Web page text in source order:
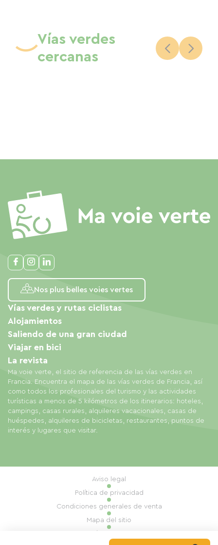
Vías verdes
cercanas
Nos plus belles voies vertes
Ma voie verte, el sitio de referencia de las vías verdes en
Francia. Encuentra el mapa de las vías verdes de Francia, así
como todos los profesionales del turismo y las actividades
turísticas a menos de 5 kilómetros de los itinerarios: hoteles,
campings, casas rurales, alquileres vacacionales, casas de
huéspedes, alquileres de bicicletas, restaurantes, puntos de
interés y lugares que visitar.
Vías verdes y rutas ciclistas
Alojamientos
Saliendo de una gran ciudad
Viajar en bici
La revista
Aviso legal
Política de privacidad
Condiciones generales de venta
Mapa del sitio